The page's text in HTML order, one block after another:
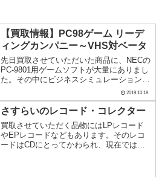
【買取情報】PC98ゲーム リーデ
ィングカンパニー～VHS対ベータ
先日買取させていただいた商品に、NECの
PC-9801用ゲームソフトが大量にありまし
た。その中にビジネスシミュレーションゲ
ームというとても興味深いジャンルのもの
がありました。コーエーの1992年に発売さ
れた『リーディングカンパニー』という
作...
2019.10.18
さすらいのレコード・コレクター
買取させていただく品物にはLPレコード
やEPレコードなどもあります。そのレコ
ードはCDにとってかわられ、現在では音